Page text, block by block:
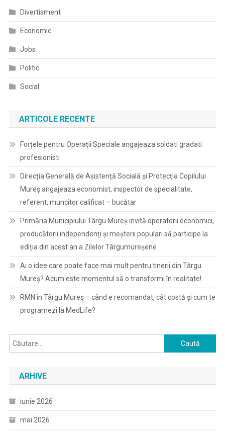
Divertisment
Economic
Jobs
Politic
Social
ARTICOLE RECENTE
Forțele pentru Operații Speciale angajeaza soldati gradati
profesionisti
Direcția Generală de Asistență Socială și Protecția Copilului
Mureș angajeaza economist, inspector de specialitate,
referent, muncitor calificat – bucătar
Primăria Municipiului Târgu Mureș invită operatorii economici,
producătorii independenți și meșterii populari să participe la
ediția din acest an a Zilelor Târgumureșene
Ai o idee care poate face mai mult pentru tinerii din Târgu
Mureș? Acum este momentul să o transformi în realitate!
RMN în Târgu Mureș – când e recomandat, cât costă și cum te
programezi la MedLife?
Caută
după:
ARHIVE
iunie 2026
mai 2026